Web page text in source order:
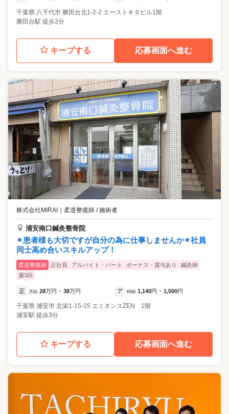
千葉県 八千代市 勝田台北1-2-2 エーストキタビル1階
勝田台駅 徒歩2分
キープする 応募画面へ進む
株式会社MIRAI 柔道整復師 / 施術者
浦安南口鍼灸整骨院
✴︎患者様も大切ですが自分の為に仕事しませんか✴︎社員
同士高め合いスキルアップ！
柔道整復師 正社員 アルバイト・パート ボーナス・賞与あり
鍼灸師
週3回
正 月給 28万円 ~ 38万円 ア 時給 1,140円 ~ 1,500円
千葉県 浦安市 北栄1-15-25 エミネンスZEN 1階
浦安駅 徒歩3分
キープする 応募画面へ進む